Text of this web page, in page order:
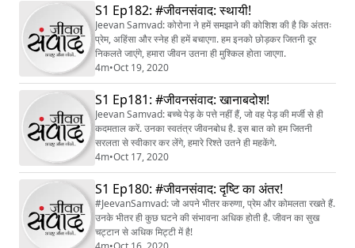
S1 Ep182: #जीवनसंवाद: स्थायी!
Jeevan Samvad: कोरोना ने हमें समझाने की कोशिश की है कि अंततः
प्रेम, अहिंसा और स्नेह ही हमें बचाएगा. हम इनको छोड़कर जितनी दूर
निकलते जाएंगे, हमारा जीवन उतना ही मुश्किल होता जाएगा.
4m•Oct 19, 2020
S1 Ep181: #जीवनसंवाद: खानाबदोश!
Jeevan Samvad: बच्चे पेड़ के पत्ते नहीं हैं, जो वह पेड़ की मर्जी से ही
कदमताल करें. उनका स्वतंत्र जीवनबोध है. इस बात को हम जितनी
सरलता से स्वीकार कर लेंगे, हमारे रिश्ते उतने ही महकेंगे.
4m•Oct 17, 2020
S1 Ep180: #जीवनसंवाद: दृष्टि का अंतर!
#JeevanSamvad: जो अपने भीतर करुणा, प्रेम और कोमलता रखते हैं.
उनके भीतर ही कुछ घटने की संभावना अधिक होती है. जीवन का सुख
चट्टान से अधिक मिट्टी में है!